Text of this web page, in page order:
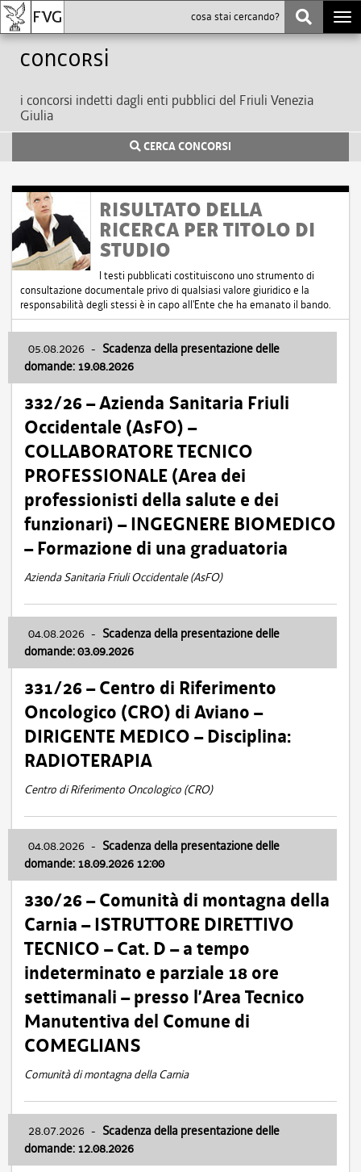
Concorsi
i concorsi indetti dagli enti pubblici del Friuli Venezia
Giulia
CERCA CONCORSI
RISULTATO DELLA
RICERCA PER TITOLO DI
STUDIO
I testi pubblicati costituiscono uno strumento di
consultazione documentale privo di qualsiasi valore giuridico e la
responsabilità degli stessi è in capo all'Ente che ha emanato il bando.
05.08.2026 - Scadenza della presentazione delle
domande: 19.08.2026
332/26 – Azienda Sanitaria Friuli
Occidentale (AsFO) –
COLLABORATORE TECNICO
PROFESSIONALE (Area dei
professionisti della salute e dei
funzionari) – INGEGNERE BIOMEDICO
– Formazione di una graduatoria
Azienda Sanitaria Friuli Occidentale (AsFO)
04.08.2026 - Scadenza della presentazione delle
domande: 03.09.2026
331/26 – Centro di Riferimento
Oncologico (CRO) di Aviano –
DIRIGENTE MEDICO – Disciplina:
RADIOTERAPIA
Centro di Riferimento Oncologico (CRO)
04.08.2026 - Scadenza della presentazione delle
domande: 18.09.2026 12:00
330/26 – Comunità di montagna della
Carnia – ISTRUTTORE DIRETTIVO
TECNICO – Cat. D – a tempo
indeterminato e parziale 18 ore
settimanali – presso l’Area Tecnico
Manutentiva del Comune di
COMEGLIANS
Comunità di montagna della Carnia
28.07.2026 - Scadenza della presentazione delle
domande: 12.08.2026